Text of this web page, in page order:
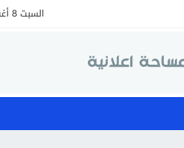
السبت 8 أغسطس 2026 - 12:26 مساءً